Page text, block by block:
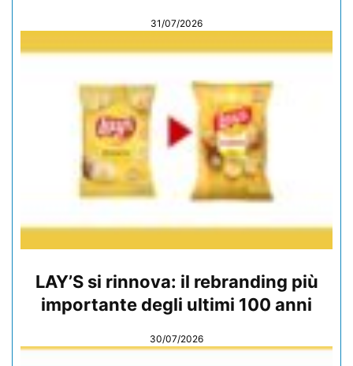
31/07/2026
LAY’S si rinnova: il rebranding più
importante degli ultimi 100 anni
30/07/2026